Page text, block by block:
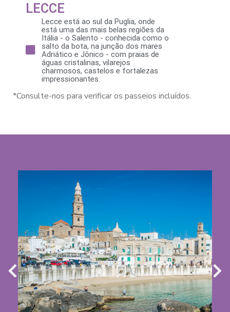
LECCE
Lecce está ao sul da Puglia, onde
está uma das mais belas regiões da
Itália - o Salento - conhecida como o
salto da bota, na junção dos mares
Adriático e Jônico - com praias de
águas cristalinas, vilarejos
charmosos, castelos e fortalezas
impressionantes.
*Consulte-nos para verificar os passeios incluídos.